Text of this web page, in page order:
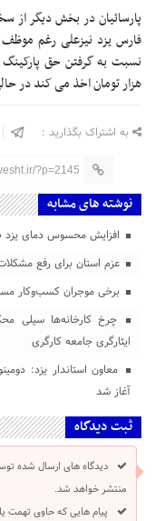
پارسائیان در بخش دیگر از
فارس یزد نیزعلی رغم موظف
هزار تومان اخذ می کند در
به اشتراک بگذارید :
?p=2145
نوشته های مشابه
افزایش محسوس دمای
عزم استان برای رفع
برخی موجران کسب‌وکار
چرخ کارخانه‌ها سیلی
ایثارگری جامعه کارگری
معاون استاندار یزد:
آغاز شد
ثبت دیدگاه
دیدگاه های ارسال شده
منتشر خواهد شد.
پیام هایی که حاوی تهمت